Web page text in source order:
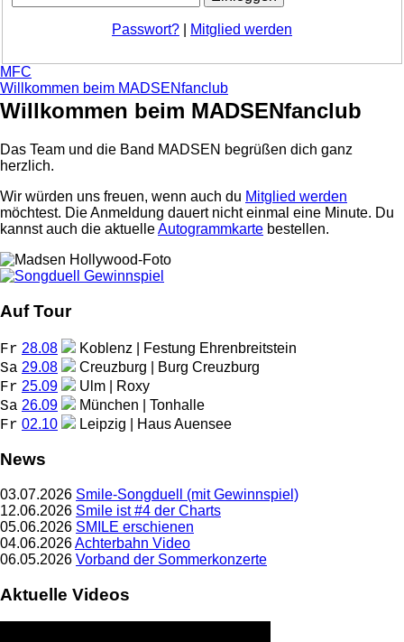
Passwort? Mitglied werden
MFC
Willkommen beim MADSENfanclub
Willkommen beim MADSENfanclub
Das Team und die Band MADSEN begrüßen dich ganz
herzlich.
Wir würden uns freuen, wenn auch du Mitglied werden
möchtest. Die Anmeldung dauert nicht einmal eine Minute. Du
kannst auch die aktuelleAutogrammkarte bestellen.
Auf Tour
Fr 28.08 Koblenz | Festung Ehrenbreitstein
Sa 29.08 Creuzburg | Burg Creuzburg
Fr 25.09 Ulm | Roxy
Sa 26.09 München | Tonhalle
Fr 02.10 Leipzig | Haus Auensee
News
03.07.2026 Smile-Songduell (mit Gewinnspiel)
12.06.2026 Smile ist #4 der Charts
05.06.2026 SMILE erschienen
04.06.2026Achterbahn Video
06.05.2026 Vorband der Sommerkonzerte
Aktuelle Videos